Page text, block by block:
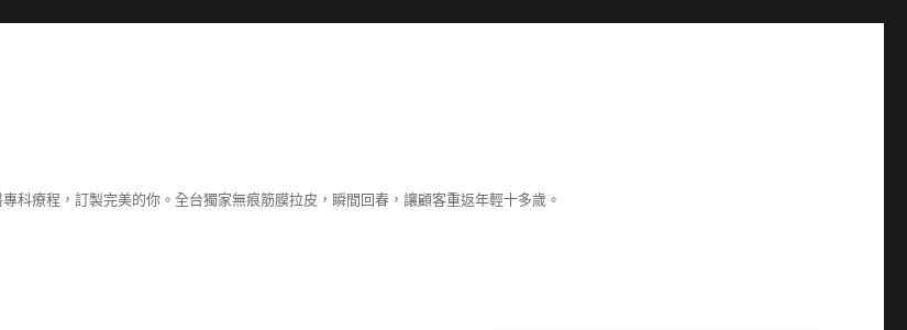
科療程，訂製完美的你。全台獨家無痕筋膜拉皮，瞬間回春，讓顧客重返年輕十多歲。